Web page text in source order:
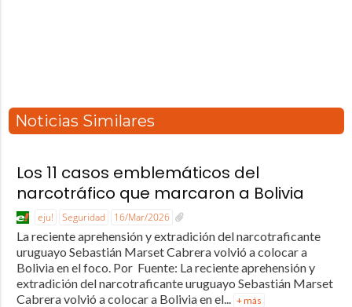
Noticias Similares
Los 11 casos emblemáticos del
narcotráfico que marcaron a Bolivia
eju! Seguridad 16/Mar/2026
La reciente aprehensión y extradición del narcotraficante
uruguayo Sebastián Marset Cabrera volvió a colocar a
Bolivia en el foco. Por Fuente: La reciente aprehensión y
extradición del narcotraficante uruguayo Sebastián Marset
Cabrera volvió a colocar a Bolivia en el... + más